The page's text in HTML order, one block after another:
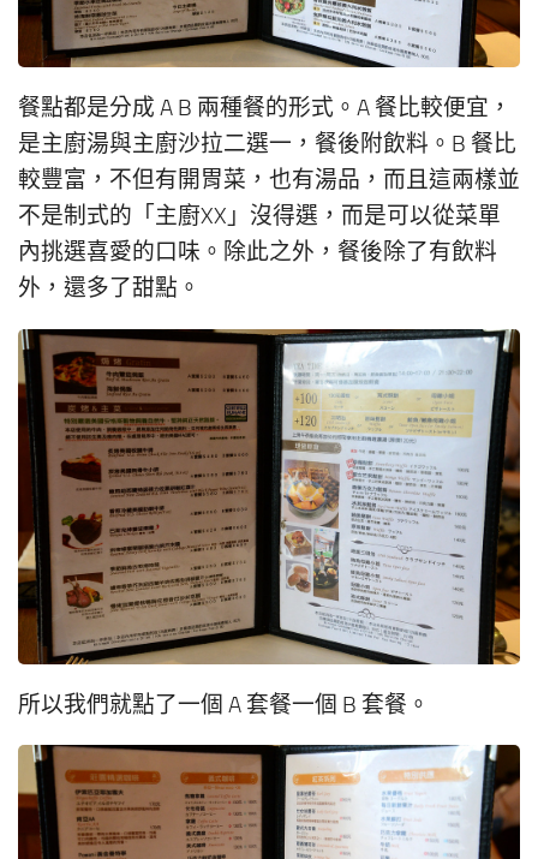
餐點都是分成 A B 兩種餐的形式。A 餐比較便宜，
是主廚湯與主廚沙拉二選一，餐後附飲料。B 餐比
較豐富，不但有開胃菜，也有湯品，而且這兩樣並
不是制式的「主廚XX」沒得選，而是可以從菜單
內挑選喜愛的口味。除此之外，餐後除了有飲料
外，還多了甜點。
所以我們就點了一個 A 套餐一個 B 套餐。